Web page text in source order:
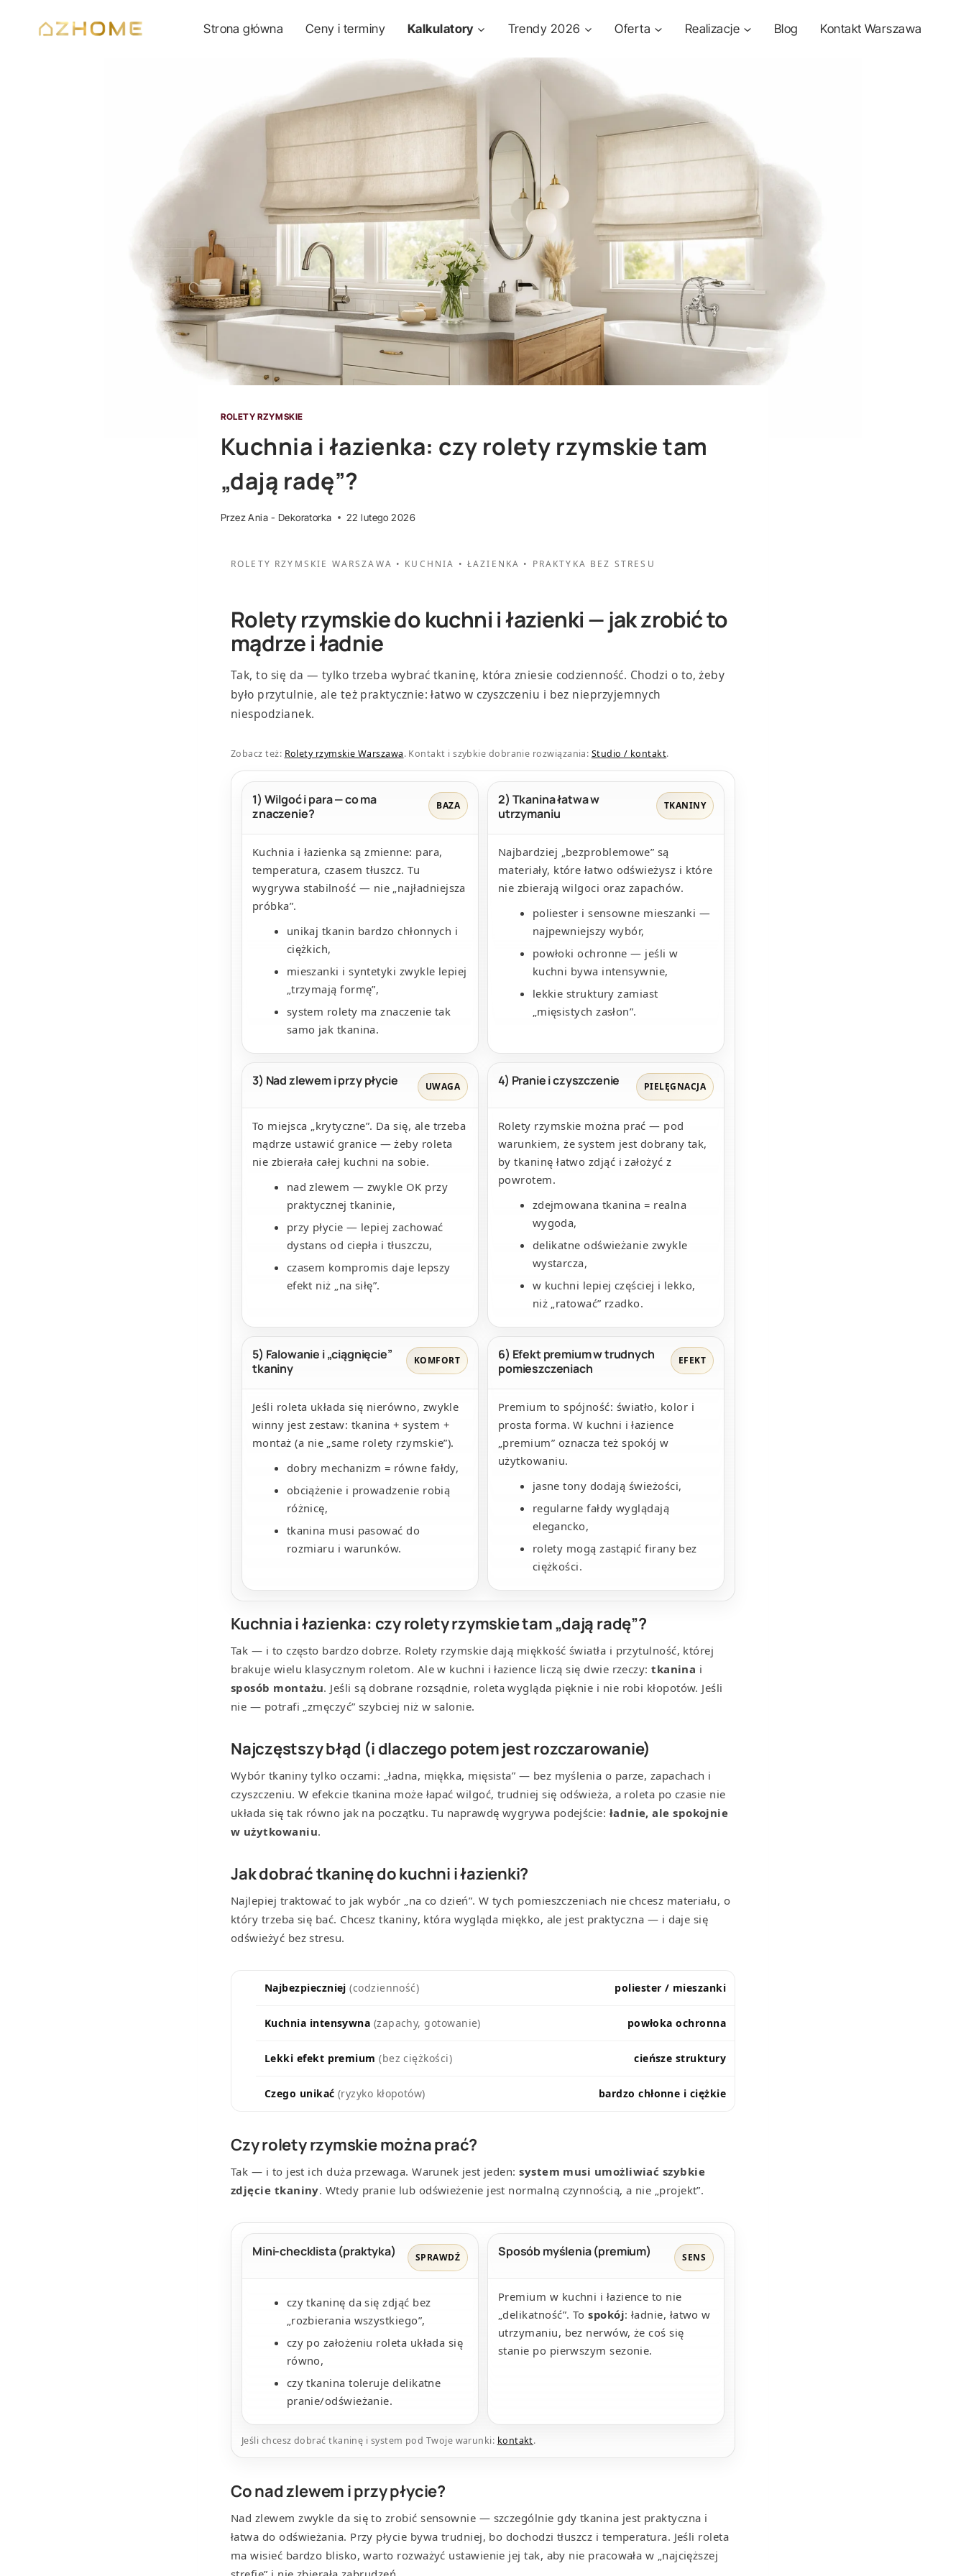
Strona główna Ceny i terminy Kalkulatory Trendy 2026 Oferta Realizacje Blog Kontakt Warszawa
ROLETY RZYMSKIE
Kuchnia i łazienka: czy rolety rzymskie tam
„dają radę”?
Przez Ania - Dekoratorka 22 lutego 2026
ROLETY RZYMSKIE WARSZAWA • KUCHNIA • ŁAZIENKA • PRAKTYKA BEZ STRESU
Rolety rzymskie do kuchni i łazienki — jak zrobić to
mądrze i ładnie
Tak, to się da — tylko trzeba wybrać tkaninę, która zniesie codzienność. Chodzi o to, żeby
było przytulnie, ale też praktycznie: łatwo w czyszczeniu i bez nieprzyjemnych
niespodzianek.
Zobacz też: Rolety rzymskie Warszawa. Kontakt i szybkie dobranie rozwiązania: Studio / kontakt.
1) Wilgoć i para — co ma
znaczenie?
BAZA
Kuchnia i łazienka są zmienne: para,
temperatura, czasem tłuszcz. Tu
wygrywa stabilność — nie „najładniejsza
próbka”.
unikaj tkanin bardzo chłonnych i
ciężkich,
mieszanki i syntetyki zwykle lepiej
„trzymają formę”,
system rolety ma znaczenie tak
samo jak tkanina.
2) Tkanina łatwa w
utrzymaniu
TKANINY
Najbardziej „bezproblemowe” są
materiały, które łatwo odświeżysz i które
nie zbierają wilgoci oraz zapachów.
poliester i sensowne mieszanki —
najpewniejszy wybór,
powłoki ochronne — jeśli w
kuchni bywa intensywnie,
lekkie struktury zamiast
„mięsistych zasłon”.
3) Nad zlewem i przy płycie UWAGA
To miejsca „krytyczne”. Da się, ale trzeba
mądrze ustawić granice — żeby roleta
nie zbierała całej kuchni na sobie.
nad zlewem — zwykle OK przy
praktycznej tkaninie,
przy płycie — lepiej zachować
dystans od ciepła i tłuszczu,
czasem kompromis daje lepszy
efekt niż „na siłę”.
4) Pranie i czyszczenie PIELĘGNACJA
Rolety rzymskie można prać — pod
warunkiem, że system jest dobrany tak,
by tkaninę łatwo zdjąć i założyć z
powrotem.
zdejmowana tkanina = realna
wygoda,
delikatne odświeżanie zwykle
wystarcza,
w kuchni lepiej częściej i lekko,
niż „ratować” rzadko.
5) Falowanie i „ciągnięcie”
tkaniny
KOMFORT
Jeśli roleta układa się nierówno, zwykle
winny jest zestaw: tkanina + system +
montaż (a nie „same rolety rzymskie”).
dobry mechanizm = równe fałdy,
obciążenie i prowadzenie robią
różnicę,
tkanina musi pasować do
rozmiaru i warunków.
6) Efekt premium w trudnych
pomieszczeniach
EFEKT
Premium to spójność: światło, kolor i
prosta forma. W kuchni i łazience
„premium” oznacza też spokój w
użytkowaniu.
jasne tony dodają świeżości,
regularne fałdy wyglądają
elegancko,
rolety mogą zastąpić firany bez
ciężkości.
Kuchnia i łazienka: czy rolety rzymskie tam „dają radę”?
Tak — i to często bardzo dobrze. Rolety rzymskie dają miękkość światła i przytulność, której
brakuje wielu klasycznym roletom. Ale w kuchni i łazience liczą się dwie rzeczy:tkanina i
sposób montażu. Jeśli są dobrane rozsądnie, roleta wygląda pięknie i nie robi kłopotów. Jeśli
nie — potrafi „zmęczyć” szybciej niż w salonie.
Najczęstszy błąd (i dlaczego potem jest rozczarowanie)
Wybór tkaniny tylko oczami: „ładna, miękka, mięsista” — bez myślenia o parze, zapachach i
czyszczeniu. W efekcie tkanina może łapać wilgoć, trudniej się odświeża, a roleta po czasie nie
układa się tak równo jak na początku. Tu naprawdę wygrywa podejście: ładnie, ale spokojnie
w użytkowaniu.
Jak dobrać tkaninę do kuchni i łazienki?
Najlepiej traktować to jak wybór „na co dzień”. W tych pomieszczeniach nie chcesz materiału, o
który trzeba się bać. Chcesz tkaniny, która wygląda miękko, ale jest praktyczna — i daje się
odświeżyć bez stresu.
Najbezpieczniej (codzienność) poliester / mieszanki
Kuchnia intensywna (zapachy, gotowanie) powłoka ochronna
Lekki efekt premium (bez ciężkości) cieńsze struktury
Czego unikać (ryzyko kłopotów) bardzo chłonne i ciężkie
Czy rolety rzymskie można prać?
Tak — i to jest ich duża przewaga. Warunek jest jeden:system musi umożliwiać szybkie
zdjęcie tkaniny. Wtedy pranie lub odświeżenie jest normalną czynnością, a nie „projekt”.
Mini-checklista (praktyka) SPRAWDŹ
czy tkaninę da się zdjąć bez
„rozbierania wszystkiego”,
czy po założeniu roleta układa się
równo,
czy tkanina toleruje delikatne
pranie/odświeżanie.
Sposób myślenia (premium) SENS
Premium w kuchni i łazience to nie
„delikatność”. Tospokój: ładnie, łatwo w
utrzymaniu, bez nerwów, że coś się
stanie po pierwszym sezonie.
Jeśli chcesz dobrać tkaninę i system pod Twoje warunki: kontakt.
Co nad zlewem i przy płycie?
Nad zlewem zwykle da się to zrobić sensownie — szczególnie gdy tkanina jest praktyczna i
łatwa do odświeżania. Przy płycie bywa trudniej, bo dochodzi tłuszcz i temperatura. Jeśli roleta
ma wisieć bardzo blisko, warto rozważyć ustawienie jej tak, aby nie pracowała w „najcięższej